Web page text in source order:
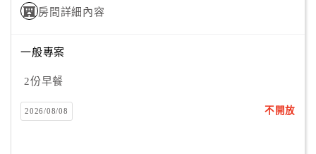
理
員
戶
房間詳細內容
一般專案
2份早餐
2026/08/08 不開放